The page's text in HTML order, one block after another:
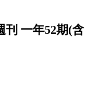
刊 一年52期(含